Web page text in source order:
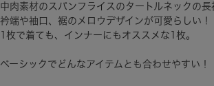
中肉素材のスパンフライスのタートルネックの長
衿端や袖口、裾のメロウデザインが可愛らしい！
1枚で着ても、インナーにもオススメな1枚。
ベーシックでどんなアイテムとも合わせやすい！